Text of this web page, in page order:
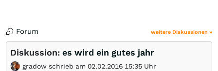
Forum weitere Diskussionen »
Diskussion: es wird ein gutes jahr
gradow schrieb am 02.02.2016 15:35 Uhr